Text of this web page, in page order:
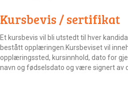
Kursbevis / sertifikat
Et kursbevis vil bli utstedt til hver
bestått opplæringen.Kursbeviset vil
opplæringssted, kursinnhold, dato for
navn og fødselsdato og være signert av